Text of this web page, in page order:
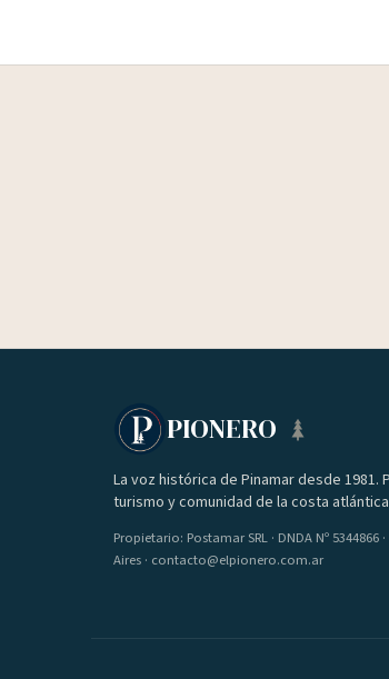
PIONERO
La voz histórica de Pinamar desde
turismo y comunidad de la costa
Propietario: Postamar SRL · DNDA Nº 5344866
Aires · contacto@elpionero.com.ar